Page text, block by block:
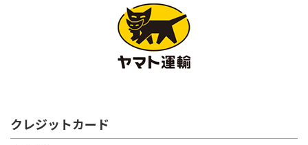
クレジットカード